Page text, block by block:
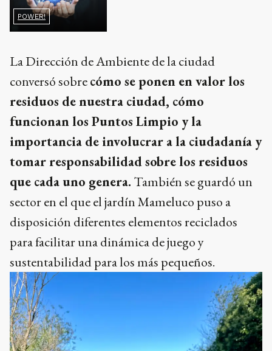
POWER!
La Dirección de Ambiente de la ciudad
conversó sobrecómo se ponen en valor los
residuos de nuestra ciudad, cómo
funcionan los Puntos Limpio y la
importancia de involucrar a la ciudadanía y
tomar responsabilidad sobre los residuos
que cada uno genera. También se guardó un
sector en el que el jardín Mameluco puso a
disposición diferentes elementos reciclados
para facilitar una dinámica de juego y
sustentabilidad para los más pequeños.